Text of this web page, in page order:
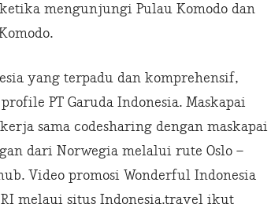
mengunjungi Pulau Komodo dan
yang terpadu dan komprehensif,
PT Garuda Indonesia. Maskapai
sama codesharing dengan maskapai
dari Norwegia melalui rute Oslo –
Video promosi Wonderful Indonesia
melaui situs Indonesia.travel ikut